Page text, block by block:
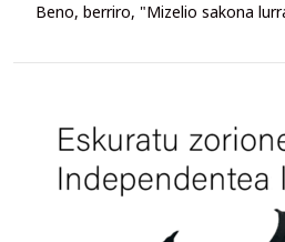
Beno, berriro, "Mizelio sakona